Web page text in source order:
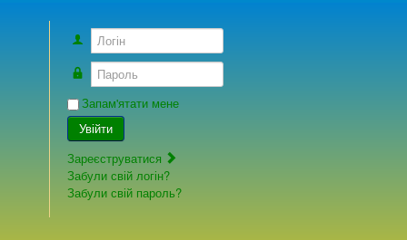
Логін
Пароль
Запам'ятати мене
Увійти
Зареєструватися
Забули свій логін?
Забули свій пароль?